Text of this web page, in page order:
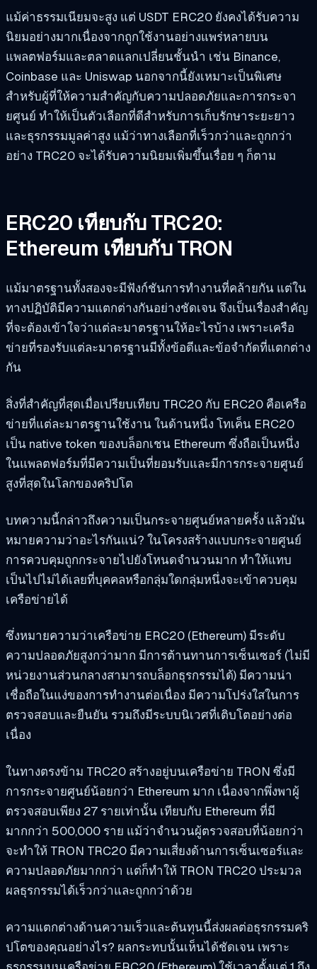
แม้ค่าธรรมเนียมจะสูง แต่ USDT ERC20 ยังคงได้รับความ
นิยมอย่างมากเนื่องจากถูกใช้งานอย่างแพร่หลายบน
แพลตฟอร์มและตลาดแลกเปลี่ยนชั้นนำ เช่น Binance,
Coinbase และ Uniswap นอกจากนี้ยังเหมาะเป็นพิเศษ
สำหรับผู้ที่ให้ความสำคัญกับความปลอดภัยและการกระจา
ยศูนย์ ทำให้เป็นตัวเลือกที่ดีสำหรับการเก็บรักษาระยะยาว
และธุรกรรมมูลค่าสูง แม้ว่าทางเลือกที่เร็วกว่าและถูกกว่า
อย่าง TRC20 จะได้รับความนิยมเพิ่มขึ้นเรื่อย ๆ ก็ตาม
ERC20 เทียบกับ TRC20:
Ethereum เทียบกับ TRON
แม้มาตรฐานทั้งสองจะมีฟังก์ชันการทำงานที่คล้ายกัน แต่ใน
ทางปฏิบัติมีความแตกต่างกันอย่างชัดเจน จึงเป็นเรื่องสำคัญ
ที่จะต้องเข้าใจว่าแต่ละมาตรฐานให้อะไรบ้าง เพราะเครือ
ข่ายที่รองรับแต่ละมาตรฐานมีทั้งข้อดีและข้อจำกัดที่แตกต่าง
กัน
สิ่งที่สำคัญที่สุดเมื่อเปรียบเทียบ TRC20 กับ ERC20 คือเครือ
ข่ายที่แต่ละมาตรฐานใช้งาน ในด้านหนึ่ง โทเค็น ERC20
เป็น native token ของบล็อกเชน Ethereum ซึ่งถือเป็นหนึ่ง
ในแพลตฟอร์มที่มีความเป็นที่ยอมรับและมีการกระจายศูนย์
สูงที่สุดในโลกของคริปโต
บทความนี้กล่าวถึงความเป็นกระจายศูนย์หลายครั้ง แล้วมัน
หมายความว่าอะไรกันแน่? ในโครงสร้างแบบกระจายศูนย์
การควบคุมถูกกระจายไปยังโหนดจำนวนมาก ทำให้แทบ
เป็นไปไม่ได้เลยที่บุคคลหรือกลุ่มใดกลุ่มหนึ่งจะเข้าควบคุม
เครือข่ายได้
ซึ่งหมายความว่าเครือข่าย ERC20 (Ethereum) มีระดับ
ความปลอดภัยสูงกว่ามาก มีการต้านทานการเซ็นเซอร์ (ไม่มี
หน่วยงานส่วนกลางสามารถบล็อกธุรกรรมได้) มีความน่า
เชื่อถือในแง่ของการทำงานต่อเนื่อง มีความโปร่งใสในการ
ตรวจสอบและยืนยัน รวมถึงมีระบบนิเวศที่เติบโตอย่างต่อ
เนื่อง
ในทางตรงข้าม TRC20 สร้างอยู่บนเครือข่าย TRON ซึ่งมี
การกระจายศูนย์น้อยกว่า Ethereum มาก เนื่องจากพึ่งพาผู้
ตรวจสอบเพียง 27 รายเท่านั้น เทียบกับ Ethereum ที่มี
มากกว่า 500,000 ราย แม้ว่าจำนวนผู้ตรวจสอบที่น้อยกว่า
จะทำให้ TRON TRC20 มีความเสี่ยงด้านการเซ็นเซอร์และ
ความปลอดภัยมากกว่า แต่ก็ทำให้ TRON TRC20 ประมวล
ผลธุรกรรมได้เร็วกว่าและถูกกว่าด้วย
ความแตกต่างด้านความเร็วและต้นทุนนี้ส่งผลต่อธุรกรรมคริ
ปโตของคุณอย่างไร? ผลกระทบนั้นเห็นได้ชัดเจน เพราะ